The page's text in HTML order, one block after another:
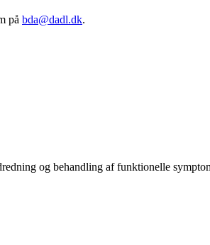
på bda@dadl.dk.
og behandling af funktionelle